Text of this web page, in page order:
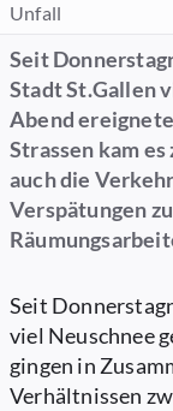
Unfall
Seit
Stadt St.Gallen
Abend
Strassen kam
auch die
Verspätungen
Seit
viel Neuschnee
gingen in
Verhältnissen